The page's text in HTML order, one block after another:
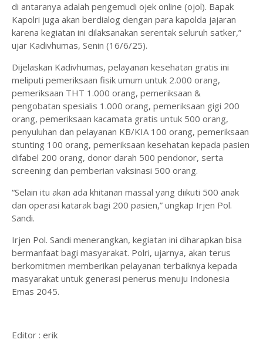
di antaranya adalah pengemudi ojek online (ojol). Bapak
Kapolri juga akan berdialog dengan para kapolda jajaran
karena kegiatan ini dilaksanakan serentak seluruh satker,”
ujar Kadivhumas, Senin (16/6/25).
Dijelaskan Kadivhumas, pelayanan kesehatan gratis ini
meliputi pemeriksaan fisik umum untuk 2.000 orang,
pemeriksaan THT 1.000 orang, pemeriksaan &
pengobatan spesialis 1.000 orang, pemeriksaan gigi 200
orang, pemeriksaan kacamata gratis untuk 500 orang,
penyuluhan dan pelayanan KB/KIA 100 orang, pemeriksaan
stunting 100 orang, pemeriksaan kesehatan kepada pasien
difabel 200 orang, donor darah 500 pendonor, serta
screening dan pemberian vaksinasi 500 orang.
“Selain itu akan ada khitanan massal yang diikuti 500 anak
dan operasi katarak bagi 200 pasien,” ungkap Irjen Pol.
Sandi.
Irjen Pol. Sandi menerangkan, kegiatan ini diharapkan bisa
bermanfaat bagi masyarakat. Polri, ujarnya, akan terus
berkomitmen memberikan pelayanan terbaiknya kepada
masyarakat untuk generasi penerus menuju Indonesia
Emas 2045.
Editor : erik